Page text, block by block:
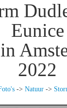
Eunice
2022
-> Natuur->